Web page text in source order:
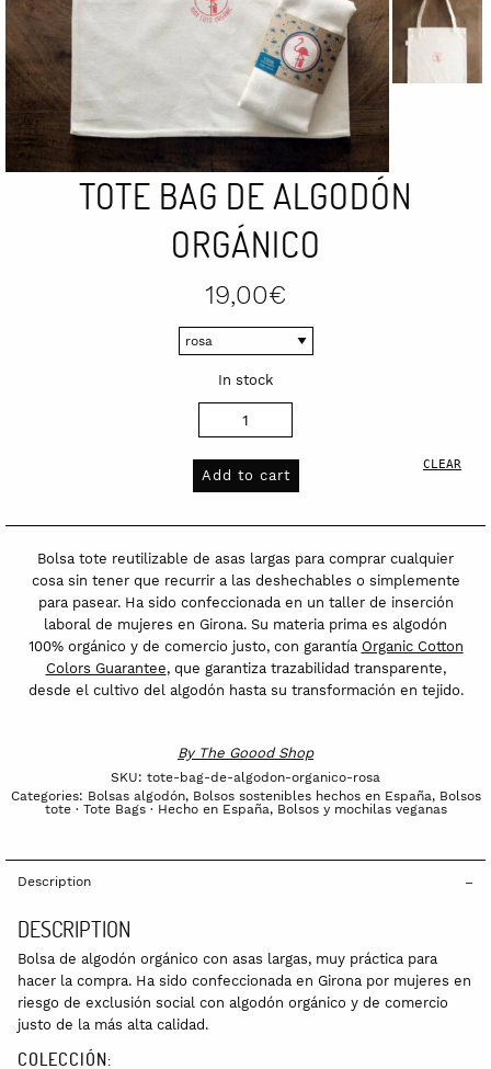
TOTE BAG DE ALGODÓN
ORGÁNICO
19,00€
CLEAR
In stock
orgánico
quantity
Add to cart
Bolsa tote reutilizable de asas largas para comprar cualquier
cosa sin tener que recurrir a las deshechables o simplemente
para pasear. Ha sido confeccionada en un taller de inserción
laboral de mujeres en Girona. Su materia prima es algodón
100% orgánico y de comercio justo, con garantía Organic Cotton
Colors Guarantee, que garantiza trazabilidad transparente,
desde el cultivo del algodón hasta su transformación en tejido.
By The Goood Shop
SKU: tote-bag-de-algodon-organico-rosa
Categories: Bolsas algodón, Bolsos sostenibles hechos en España, Bolsos
tote · Tote Bags · Hecho en España, Bolsos y mochilas veganas
Description
DESCRIPTION
Bolsa de algodón orgánico con asas largas, muy práctica para
hacer la compra. Ha sido confeccionada en Girona por mujeres en
riesgo de exclusión social con algodón orgánico y de comercio
justo de la más alta calidad.
COLECCIÓN: